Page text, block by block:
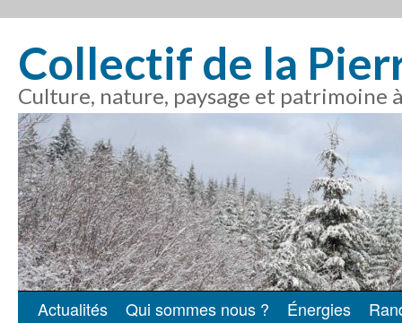
Collectif de la
Culture, nature, paysage et patrimoine
Aller
Actualités Qui sommes nous ? Énergies